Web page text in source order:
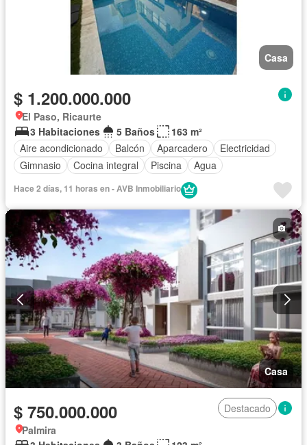
Casa
$ 1.200.000.000
El Paso, Ricaurte
3 Habitaciones
5 Baños
163 m²
Aire acondicionado
Balcón Aparcadero
Electricidad
Gimnasio
Cocina integral Piscina Agua
Hace 2 días, 11 horas en - AVB Inmobiliario
Casa
$ 750.000.000
Destacado
Palmira